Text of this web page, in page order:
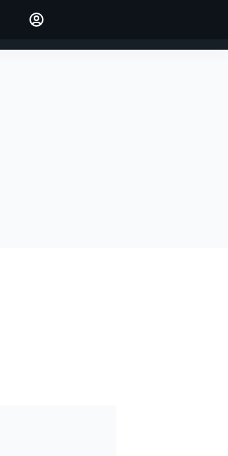
INICIAR SESIÓN